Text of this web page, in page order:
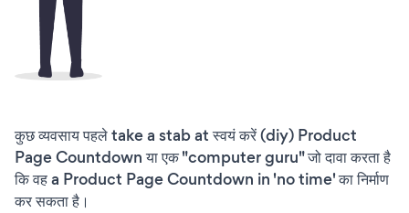
कुछ व्यवसाय पहले take a stab at स्वयं करें (diy) Product
Page Countdown या एक "computer guru" जो दावा करता है
कि वह a Product Page Countdown in 'no time' का निर्माण
कर सकता है।